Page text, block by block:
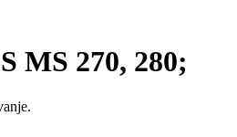
MS 270, 280;